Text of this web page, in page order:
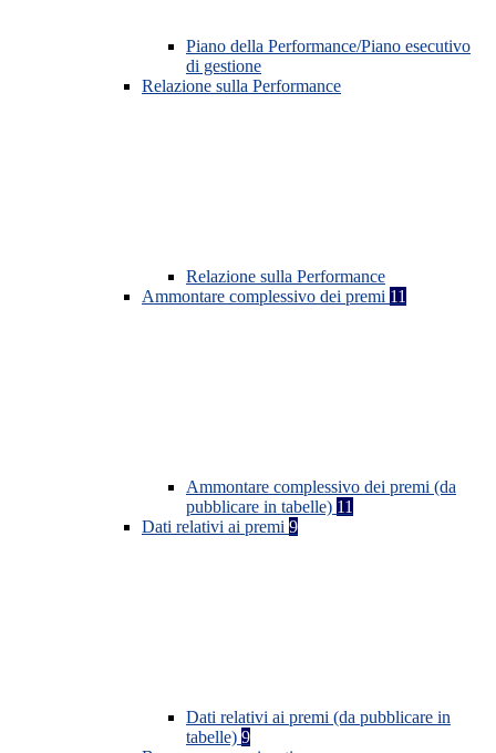
Piano della Performance/Piano esecutivo
di gestione
Relazione sulla Performance
Relazione sulla Performance
Ammontare complessivo dei premi 11
Ammontare complessivo dei premi (da
pubblicare in tabelle) 11
Dati relativi ai premi 9
Dati relativi ai premi (da pubblicare in
tabelle) 9